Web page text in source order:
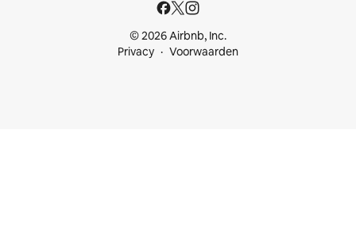
© 2026 Airbnb, Inc.
Privacy
Voorwaarden